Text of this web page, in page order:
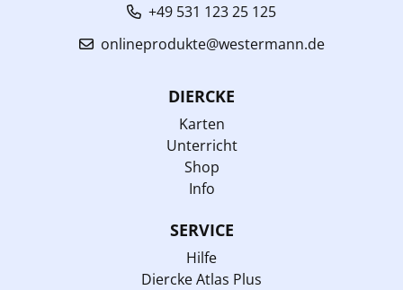
+49 531 123 25 125
onlineprodukte@westermann.de
DIERCKE
Karten
Unterricht
Shop
Info
SERVICE
Hilfe
Diercke Atlas Plus